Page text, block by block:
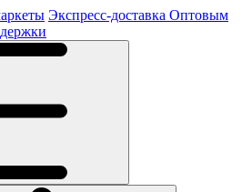
Экспресс-доставка Оптовым